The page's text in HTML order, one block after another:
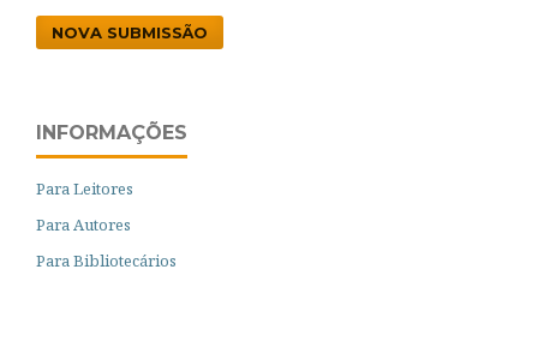
NOVA SUBMISSÃO
INFORMAÇÕES
Para Leitores
Para Autores
Para Bibliotecários